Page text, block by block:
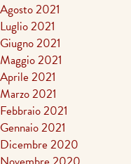
Agosto 2021
Luglio 2021
Giugno 2021
Maggio 2021
Aprile 2021
Marzo 2021
Febbraio 2021
Gennaio 2021
Dicembre 2020